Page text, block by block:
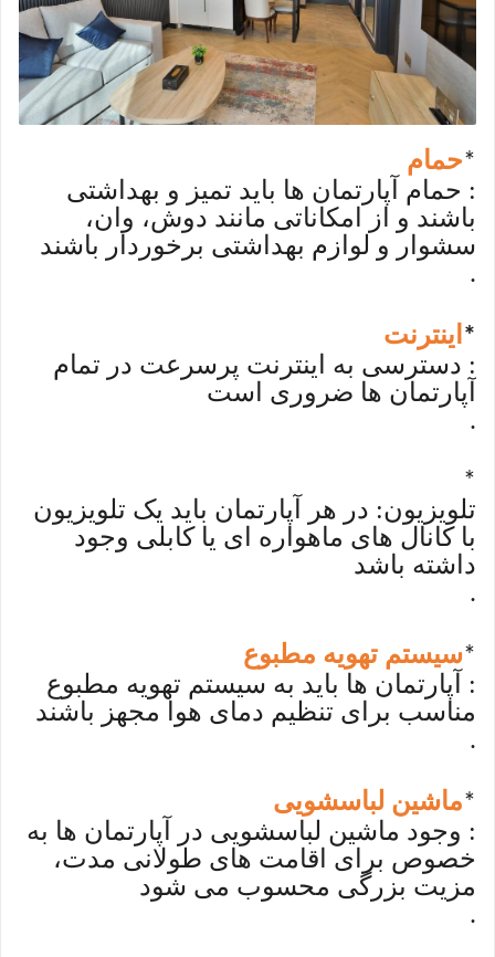
*حمام
: حمام آپارتمان ها باید تمیز و بهداشتی
باشند و از امکاناتی مانند دوش، وان،
سشوار و لوازم بهداشتی برخوردار باشند
.
* اینترنت
: دسترسی به اینترنت پرسرعت در تمام
آپارتمان ها ضروری است
.
*
تلویزیون: در هر آپارتمان باید یک تلویزیون
با کانال های ماهواره ای یا کابلی وجود
داشته باشد
.
*سیستم تهویه مطبوع
: آپارتمان ها باید به سیستم تهویه مطبوع
مناسب برای تنظیم دمای هوا مجهز باشند
.
*ماشین لباسشویی
: وجود ماشین لباسشویی در آپارتمان ها به
خصوص برای اقامت های طولانی مدت،
مزیت بزرگی محسوب می شود
.